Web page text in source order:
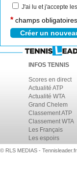
J'ai lu et j'accepte
* champs obligatoires
INFOS TENNIS
Scores en direct
Actualité ATP
Actualité WTA
Grand Chelem
Classement ATP
Classement WTA
Les Français
Les espoirs
© RLS MEDIAS -